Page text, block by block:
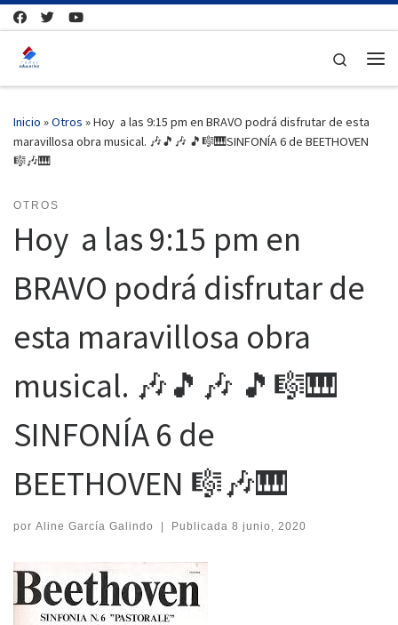
Saltar al contenido
Search
Inicio »Otros »Hoy a las 9:15 pm en BRAVO podrá disfrutar de esta
maravillosa obra musical. 🎶🎵🎶 🎵🎼🎹SINFONÍA 6 de BEETHOVEN
🎼🎶🎹
OTROS
Hoy a las 9:15 pm en
BRAVO podrá disfrutar de
esta maravillosa obra
musical. 🎶🎵🎶 🎵🎼🎹
SINFONÍA 6 de
BEETHOVEN 🎼🎶🎹
por Aline García Galindo | Publicada 8 junio, 2020